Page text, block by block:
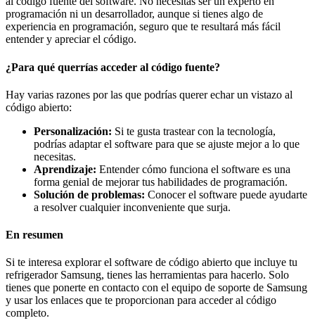
programación ni un desarrollador, aunque si tienes algo de
experiencia en programación, seguro que te resultará más fácil
entender y apreciar el código.
¿Para qué querrías acceder al código fuente?
Hay varias razones por las que podrías querer echar un vistazo al
código abierto:
Personalización: Si te gusta trastear con la tecnología,
podrías adaptar el software para que se ajuste mejor a lo que
necesitas.
Aprendizaje: Entender cómo funciona el software es una
forma genial de mejorar tus habilidades de programación.
Solución de problemas: Conocer el software puede ayudarte
a resolver cualquier inconveniente que surja.
En resumen
Si te interesa explorar el software de código abierto que incluye tu
refrigerador Samsung, tienes las herramientas para hacerlo. Solo
tienes que ponerte en contacto con el equipo de soporte de Samsung
y usar los enlaces que te proporcionan para acceder al código
completo.